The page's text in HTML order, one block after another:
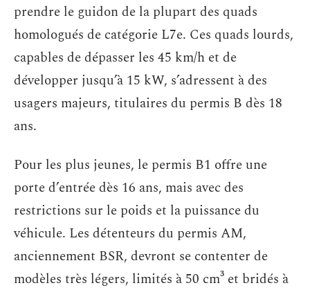
prendre le guidon de la plupart des quads
homologués de catégorie L7e. Ces quads lourds,
capables de dépasser les 45 km/h et de
développer jusqu’à 15 kW, s’adressent à des
usagers majeurs, titulaires du permis B dès 18
ans.
Pour les plus jeunes, le permis B1 offre une
porte d’entrée dès 16 ans, mais avec des
restrictions sur le poids et la puissance du
véhicule. Les détenteurs du permis AM,
anciennement BSR, devront se contenter de
modèles très légers, limités à 50 cm³ et bridés à